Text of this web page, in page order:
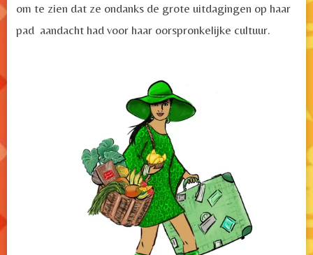
om te zien dat ze ondanks de grote uitdagingen op haar
pad aandacht had voor haar oorspronkelijke cultuur.